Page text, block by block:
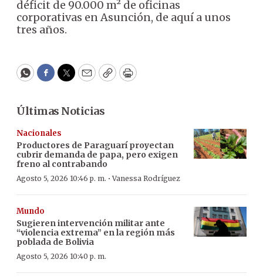
déficit de 90.000 m² de oficinas
corporativas en Asunción, de aquí a unos
tres años.
WhatsApp
Facebook
Twitter
EmailCopyPrint
Últimas Noticias
Nacionales
Productores de Paraguarí proyectan
cubrir demanda de papa, pero exigen
freno al contrabando
Agosto 5, 2026 10:46 p. m. ·Vanessa Rodríguez
Mundo
Sugieren intervención militar ante
“violencia extrema” en la región más
poblada de Bolivia
Agosto 5, 2026 10:40 p. m.